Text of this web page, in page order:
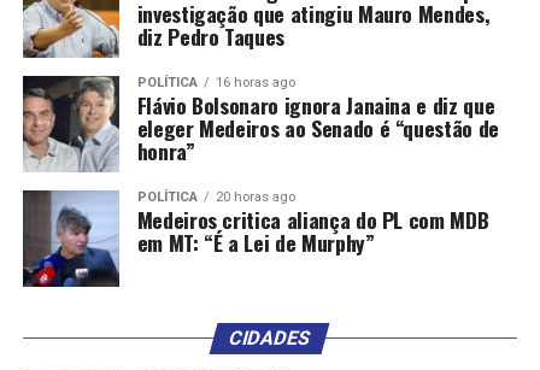
investigação que atingiu Mauro Mendes,
diz Pedro Taques
POLÍTICA 16 horas ago
Flávio Bolsonaro ignora Janaina e diz que
eleger Medeiros ao Senado é “questão de
honra”
POLÍTICA 20 horas ago
Medeiros critica aliança do PL com MDB
em MT: “É a Lei de Murphy”
CIDADES